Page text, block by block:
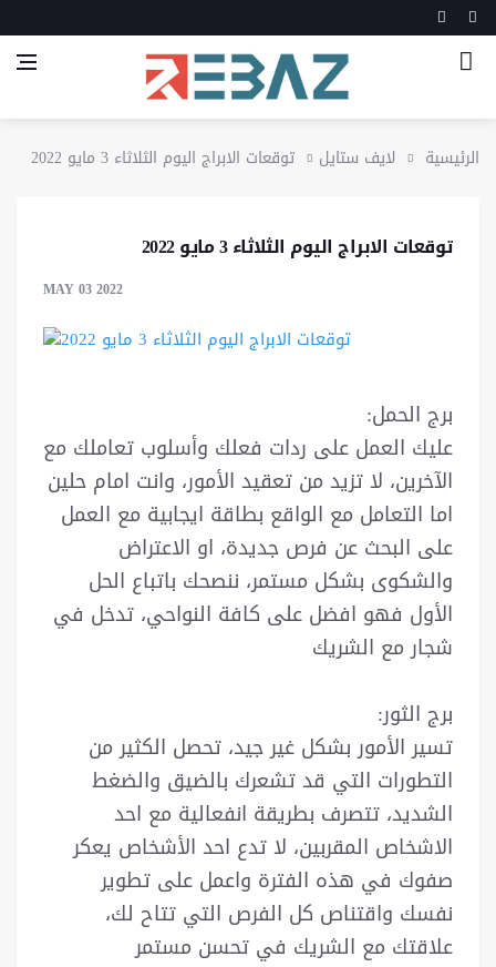
الرئيسية لايف ستايل توقعات الابراج اليوم الثلاثاء 3 مايو 2022
توقعات الابراج اليوم الثلاثاء 3 مايو 2022
MAY 03 2022
برج الحمل:
عليك العمل على ردات فعلك وأسلوب تعاملك مع
الآخرين، لا تزيد من تعقيد الأمور، وانت امام حلين
اما التعامل مع الواقع بطاقة ايجابية مع العمل
على البحث عن فرص جديدة، او الاعتراض
والشكوى بشكل مستمر، ننصحك باتباع الحل
الأول فهو افضل على كافة النواحي، تدخل في
شجار مع الشريك
برج الثور:
تسير الأمور بشكل غير جيد، تحصل الكثير من
التطورات التي قد تشعرك بالضيق والضغط
الشديد، تتصرف بطريقة انفعالية مع احد
الاشخاص المقربين، لا تدع احد الأشخاص يعكر
صفوك في هذه الفترة واعمل على تطوير
نفسك واقتناص كل الفرص التي تتاح لك،
علاقتك مع الشريك في تحسن مستمر